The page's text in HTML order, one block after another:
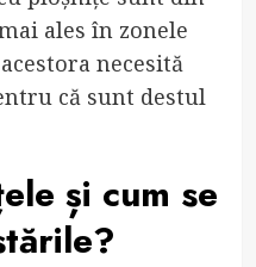
ales în zonele
necesită
că sunt destul
și cum se